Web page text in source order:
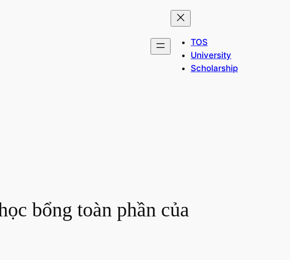
TOS
University
Scholarship
bổng toàn phần của